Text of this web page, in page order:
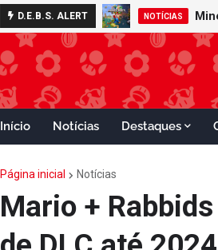
D.E.B.S. ALERT ADVANCE
Início Notícias Destaques
Página inicial Notícias
Mario +